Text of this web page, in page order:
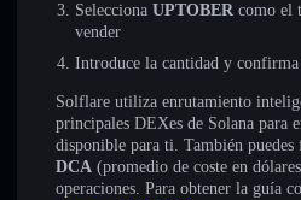
Selecciona UPTOBER como el
vender
Introduce la cantidad y
Solflare utiliza enrutamiento
principales DEXes de Solana para
disponible para ti. También
DCA (promedio de coste en
operaciones. Para obtener la guía